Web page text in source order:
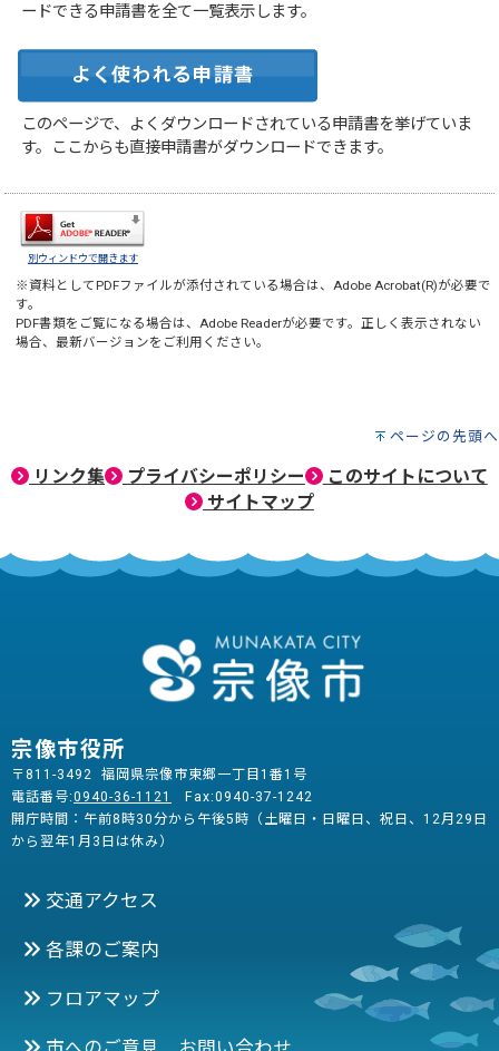
ードできる申請書を全て一覧表示します。
このページで、よくダウンロードされている申請書を挙げていま
す。ここからも直接申請書がダウンロードできます。
別ウィンドウで開きます
※資料としてPDFファイルが添付されている場合は、Adobe Acrobat(R)が必要で
す。
PDF書類をご覧になる場合は、Adobe Readerが必要です。正しく表示されない
場合、最新バージョンをご利用ください。
ページの先頭へ
リンク集 プライバシーポリシー
このサイトについて
サイトマップ
宗像市役所
〒811-3492 福岡県宗像市東郷一丁目1番1号
電話番号:0940-36-1121
Fax:0940-37-1242
開庁時間：午前8時30分から午後5時（土曜日・日曜日、祝日、12月29日
から翌年1月3日は休み）
交通アクセス
各課のご案内
フロアマップ